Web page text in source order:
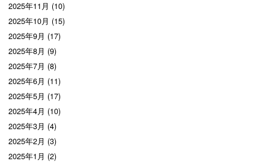
2025年11月 (10)
2025年10月 (15)
2025年9月 (17)
2025年8月 (9)
2025年7月 (8)
2025年6月 (11)
2025年5月 (17)
2025年4月 (10)
2025年3月 (4)
2025年2月 (3)
2025年1月 (2)